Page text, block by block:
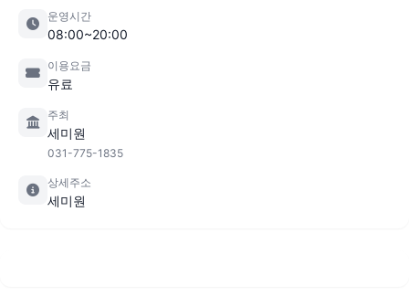
운영시간
08:00~20:00
이용요금
유료
주최
세미원
031-775-1835
상세주소
세미원